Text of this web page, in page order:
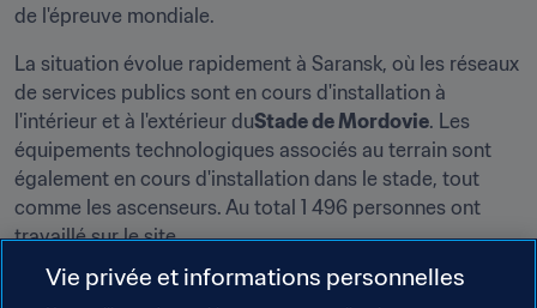
de l'épreuve mondiale.
La situation évolue rapidement à Saransk, où les réseaux
de services publics sont en cours d'installation à
l'intérieur et à l'extérieur duStade de Mordovie. Les
équipements technologiques associés au terrain sont
également en cours d'installation dans le stade, tout
comme les ascenseurs. Au total 1 496 personnes ont
travaillé sur le site.
La structure principale de la Samara Arena est
Vie privée et informations personnelles